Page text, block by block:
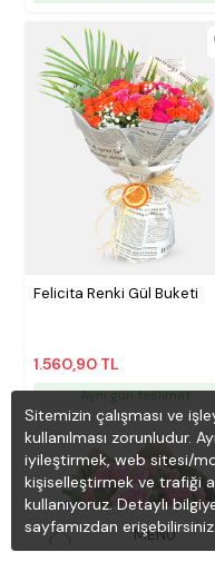
MENÜ
Felicita Renki Gül Buketi
1.560,90 TL
Aynı gün teslimat
Sitemizin çalışması ve
kullanılması zorunludur.
iyileştirmek, web sitesi/
kişiselleştirmek ve trafiği
kullanıyoruz. Detaylı
sayfamızdan erişebilirsiniz.